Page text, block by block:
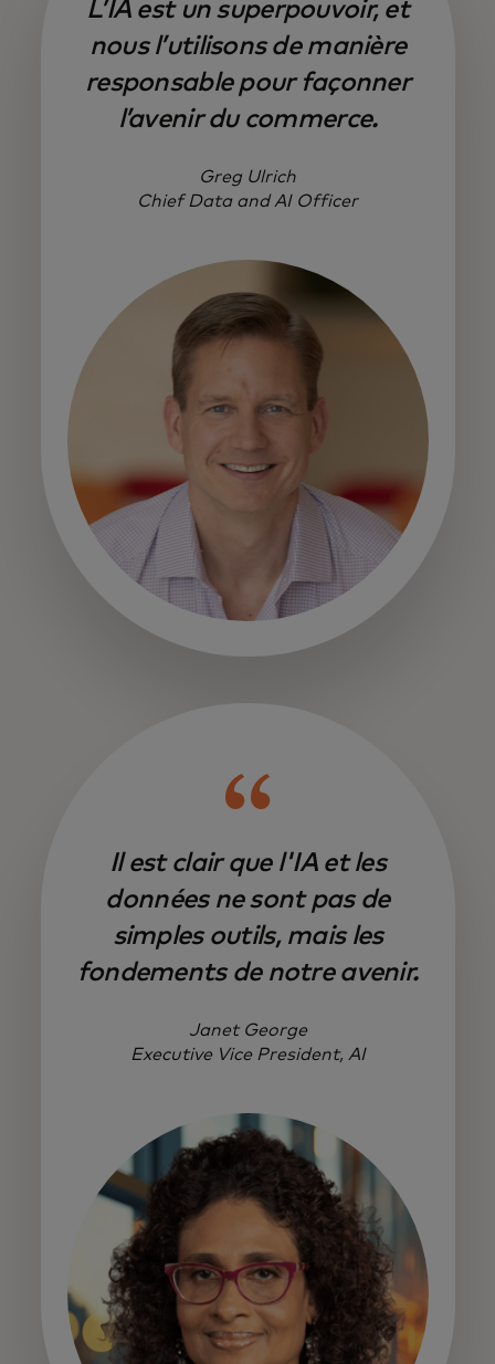
L’IA est un superpouvoir, et
nous l’utilisons de manière
responsable pour façonner
l’avenir du commerce.
Greg Ulrich
Chief Data and AI Officer
Il est clair que l'IA et les
données ne sont pas de
simples outils, mais les
fondements de notre avenir.
Janet George
Executive Vice President, AI